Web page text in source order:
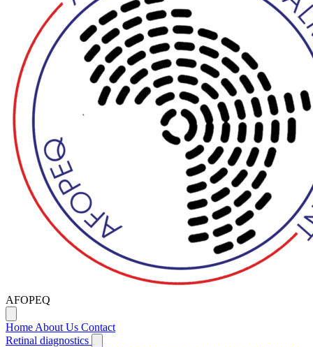
AFOPEQ
Home About Us Contact
Retinal diagnostics